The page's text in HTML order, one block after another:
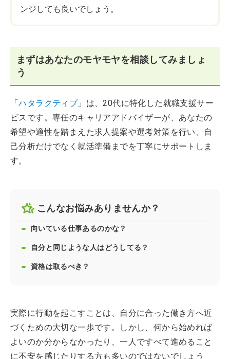
ンジしても良いでしょう。
まずはあなたのモヤモヤを相談してみましょ
う
「ハタラクティブ 」は、20代に特化した就職支援サー
ビスです。専任のキャリアアドバイザーが、あなたの
希望や適性を踏まえた求人提案や選考対策を行い、自
己分析だけでなく就活準備までを丁寧にサポートしま
す。
こんなお悩みありませんか？
向いている仕事あるのかな？
自分と同じような人はどうしてる？
資格は取るべき？
実際に行動を起こすことは、自分に合った働き方へ近
づくための大切な一歩です。しかし、何から始めれば
よいのか分からなかったり、一人ですべて進めること
に不安を感じたりする方も多いのではないでしょう